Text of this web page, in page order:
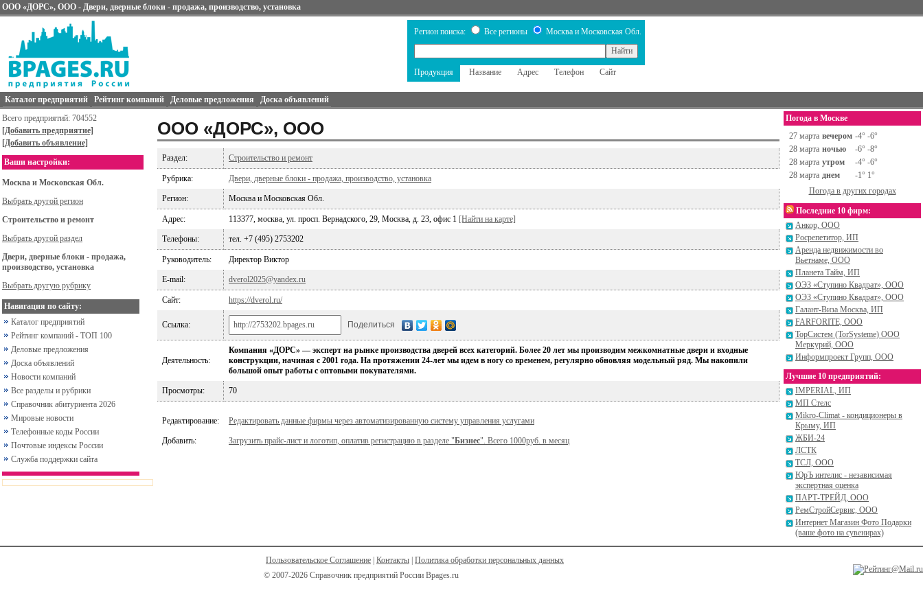
ООО «ДОРС», ООО - Двери, дверные блоки - продажа, производство, установка
Регион поиска: Все регионы Москва и Московская Обл.
Продукция Название Адрес Телефон Сайт
Каталог предприятий Рейтинг компаний Деловые предложения
Доска объявлений
Всего предприятий: 704552
[Добавить предприятие]
[Добавить объявление]
Ваши настройки:
Москва и Московская Обл.
Выбрать другой регион
Строительство и ремонт
Выбрать другой раздел
Двери, дверные блоки - продажа,
производство, установка
Выбрать другую рубрику
Навигация по сайту:
Каталог предприятий
Рейтинг компаний - ТОП 100
Деловые предложения
Доска объявлений
Новости компаний
Все разделы и рубрики
Справочник абитуриента 2026
Мировые новости
Телефонные коды России
Почтовые индексы России
Служба поддержки сайта
ООО «ДОРС», ООО
Раздел: Строительство и ремонт
Рубрика: Двери, дверные блоки - продажа, производство, установка
Регион: Москва и Московская Обл.
Адрес: 113377, москва, ул. просп. Вернадского, 29, Москва, д. 23, офис 1 [Найти на карте]
Телефоны: тел. +7 (495) 2753202
Руководитель: Директор Виктор
E-mail: dverol2025@yandex.ru
Сайт: https://dverol.ru/
Ссылка: Поделиться
Деятельность:
Компания «ДОРС» — эксперт на рынке производства дверей всех категорий. Более 20 лет мы производим межкомнатные двери и входные
конструкции, начиная с 2001 года. На протяжении 24-лет мы идем в ногу со временем, регулярно обновляя модельный ряд. Мы накопили
большой опыт работы с оптовыми покупателями.
Просмотры: 70
Редактирование: Редактировать данные фирмы через автоматизированную систему управления услугами
Добавить: Загрузить прайс-лист и логотип, оплатив регистрацию в разделе "Бизнес". Всего 1000руб. в месяц
Погода в Москве
27 марта вечером -4° -6°
28 марта ночью
-6° -8°
28 марта утром
-4° -6°
28 марта днем
-1° 1°
Погода в других городах
Последние 10 фирм:
Анкор, ООО
Росрепетитор, ИП
Аренда недвижимости во
Вьетнаме, ООО
Планета Тайм, ИП
ОЭЗ «Ступино Квадрат», ООО
ОЭЗ «Ступино Квадрат», ООО
Галант-Виза Москва, ИП
FARFORITE, ООО
ТорСистем (TorSysteme) ООО
Меркурий, ООО
Информпроект Групп, ООО
Лучшие 10 предприятий:
IMPERIAL, ИП
МП Стелс
Mikro-Climat - кондиционеры в
Крыму, ИП
ЖБИ-24
ЛСТК
ТСЛ, ООО
ЮрЪ интелис - независимая
экспертная оценка
ПАРТ-ТРЕЙД, ООО
РемСтройСервис, ООО
Интернет Магазин Фото Подарки
(ваше фото на сувенирах)
Пользовательское Соглашение Контакты Политика обработки персональных данных
© 2007-2026 Справочник предприятий России Bpages.ru